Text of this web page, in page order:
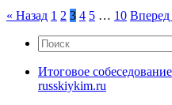
Пагинация
записей
« Назад 1 2 3 4 5 … 10 Вперед
Итоговое
russkiykim.ru